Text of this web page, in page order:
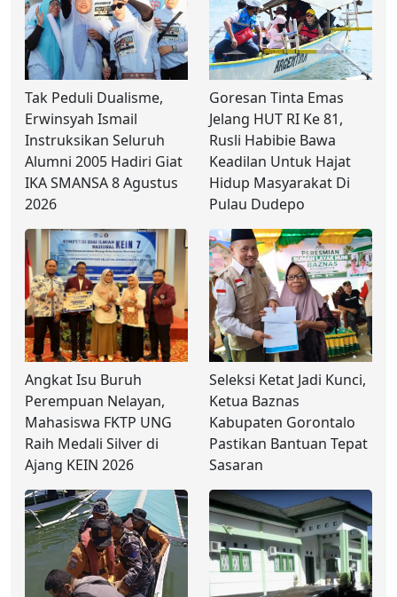
Tak Peduli Dualisme,
Erwinsyah Ismail
Instruksikan Seluruh
Alumni 2005 Hadiri Giat
IKA SMANSA 8 Agustus
2026
Goresan Tinta Emas
Jelang HUT RI Ke 81,
Rusli Habibie Bawa
Keadilan Untuk Hajat
Hidup Masyarakat Di
Pulau Dudepo
Angkat Isu Buruh
Perempuan Nelayan,
Mahasiswa FKTP UNG
Raih Medali Silver di
Ajang KEIN 2026
Seleksi Ketat Jadi Kunci,
Ketua Baznas
Kabupaten Gorontalo
Pastikan Bantuan Tepat
Sasaran